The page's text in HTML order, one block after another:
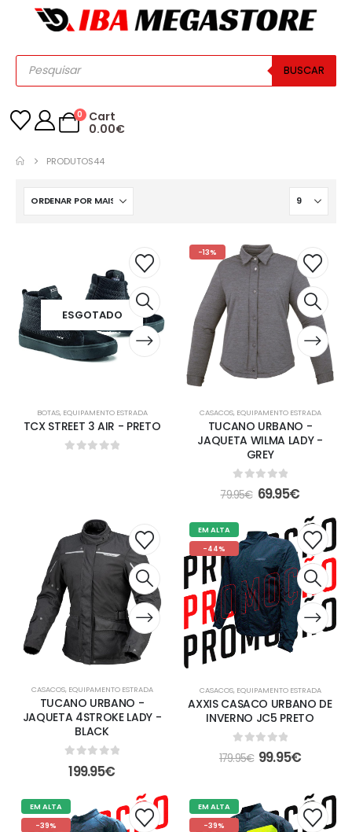
BUSCAR
0
Cart
0.00€
PRODUTOS44
ESGOTADO
BOTAS, EQUIPAMENTO ESTRADA
TCX STREET 3 AIR - PRETO
-13%
CASACOS, EQUIPAMENTO ESTRADA
TUCANO URBANO -
JAQUETA WILMA LADY -
GREY
out of 5
79.95€ 69.95€
CASACOS, EQUIPAMENTO ESTRADA
TUCANO URBANO -
JAQUETA 4STROKE LADY -
BLACK
0out of 5
199.95€
EM ALTA
-44%
CASACOS, EQUIPAMENTO ESTRADA
AXXIS CASACO URBANO DE
INVERNO JC5 PRETO
out of 5
179.95€ 99.95€
EM ALTA
-39%
EM ALTA
-39%